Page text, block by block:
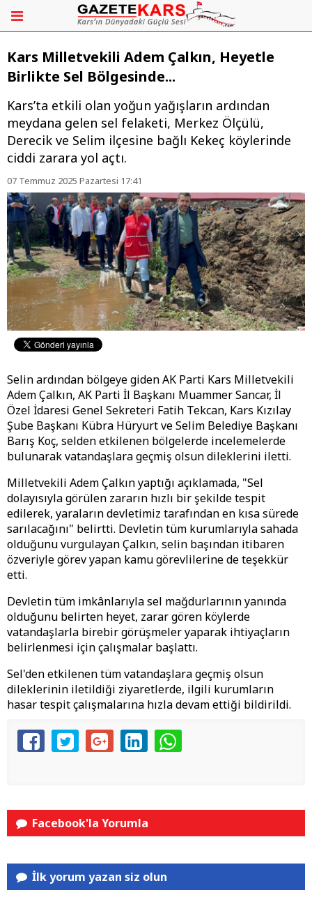
Kars Milletvekili Adem Çalkın, Heyetle
Birlikte Sel Bölgesinde...
Kars’ta etkili olan yoğun yağışların ardından
meydana gelen sel felaketi, Merkez Ölçülü,
Derecik ve Selim ilçesine bağlı Kekeç köylerinde
ciddi zarara yol açtı.
07 Temmuz 2025 Pazartesi 17:41
Selin ardından bölgeye giden AK Parti Kars Milletvekili
Adem Çalkın, AK Parti İl Başkanı Muammer Sancar, İl
Özel İdaresi Genel Sekreteri Fatih Tekcan, Kars Kızılay
Şube Başkanı Kübra Hüryurt ve Selim Belediye Başkanı
Barış Koç, selden etkilenen bölgelerde incelemelerde
bulunarak vatandaşlara geçmiş olsun dileklerini iletti.
Milletvekili Adem Çalkın yaptığı açıklamada, "Sel
dolayısıyla görülen zararın hızlı bir şekilde tespit
edilerek, yaraların devletimiz tarafından en kısa sürede
sarılacağını" belirtti. Devletin tüm kurumlarıyla sahada
olduğunu vurgulayan Çalkın, selin başından itibaren
özveriyle görev yapan kamu görevlilerine de teşekkür
etti.
Devletin tüm imkânlarıyla sel mağdurlarının yanında
olduğunu belirten heyet, zarar gören köylerde
vatandaşlarla birebir görüşmeler yaparak ihtiyaçların
belirlenmesi için çalışmalar başlattı.
Sel'den etkilenen tüm vatandaşlara geçmiş olsun
dileklerinin iletildiği ziyaretlerde, ilgili kurumların
hasar tespit çalışmalarına hızla devam ettiği bildirildi.
Facebook'la Yorumla
İlk yorum yazan siz olun